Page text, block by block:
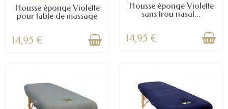
Housse éponge Violette
pour table de massage
14,95 €
Housse éponge Violette
sans trou nasal...
14,95 €